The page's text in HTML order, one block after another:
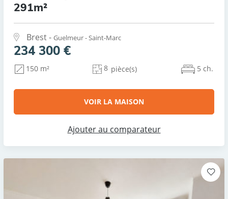
291m²
Brest - Guelmeur - Saint-Marc
234 300 €
150 m² 8 pièce(s) 5 ch.
VOIR LA MAISON
Ajouter au comparateur